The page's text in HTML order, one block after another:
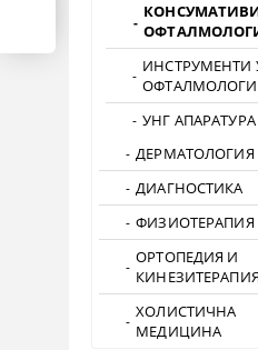
ИНСТРУМЕНТИ
УНГ АПАРАТУРА
ДЕРМАТОЛОГИЯ
ДИАГНОСТИКА
ФИЗИОТЕРАПИЯ
ОРТОПЕДИЯ И
КИНЕЗИТЕРАПИЯ
ХОЛИСТИЧНА
МЕДИЦИНА